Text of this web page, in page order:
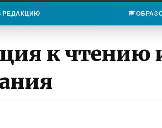
РЕДАКЦИЮ
к чтению